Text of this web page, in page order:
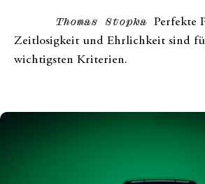
Thomas Stopka Perfekte
Zeitlosigkeit und Ehrlichkeit sind
wichtigsten Kriterien.